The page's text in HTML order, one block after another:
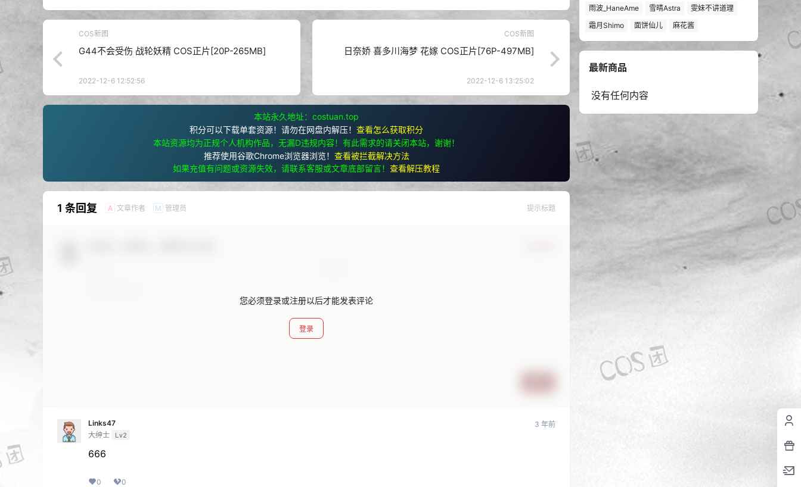
COS新图
G44不会受伤 战轮妖精 COS正片[20P-265MB]
2022-12-6 12:52:56
COS新图
日奈娇 喜多川海梦 花嫁 COS正片[76P-497MB]
2022-12-6 13:25:02
本站永久地址：costuan.top
积分可以下载单套资源！请勿在网盘内解压！ 查看怎么获取积分
本站资源均为正规个人机构作品，无漏D违规内容！有此需求的请关闭本站，谢谢！
推荐使用谷歌Chrome浏览器浏览！ 查看被拦截解决方法
如果充值有问题或资源失效，请联系客服或文章底部留言！ 查看解压教程
1 条回复 A 文章作者 M 管理员 提示标题
您必须登录或注册以后才能发表评论
登录
Links47
大绅士 Lv2
3 年前
666
0 0
雨波_HaneAme
雪晴Astra
雯妹不讲道理
霜月Shimo
面饼仙儿 麻花酱
最新商品
没有任何内容